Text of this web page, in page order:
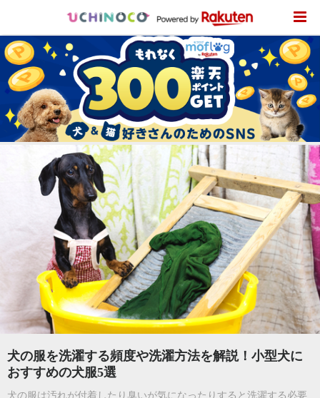
犬の服を洗濯する頻度や洗濯方法を解説！小型犬に
おすすめの犬服5選
犬の服は汚れが付着したり臭いが気になったりすると洗濯する必要